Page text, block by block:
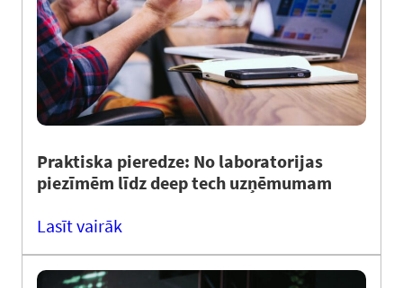
Praktiska pieredze: No laboratorijas
piezīmēm līdz deep tech uzņēmumam
Lasīt vairāk